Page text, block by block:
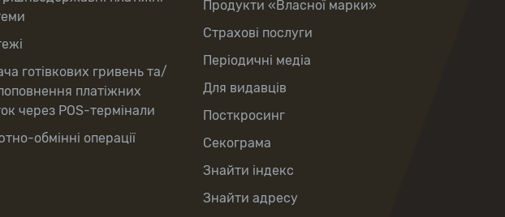
готівкових гривень та/
платіжних
через POS-термінали
обмінні операції
Продукти «Власної марки»
Страхові послуги
Періодичні медіа
Для видавців
Посткросинг
Секограма
Знайти індекс
Знайти адресу